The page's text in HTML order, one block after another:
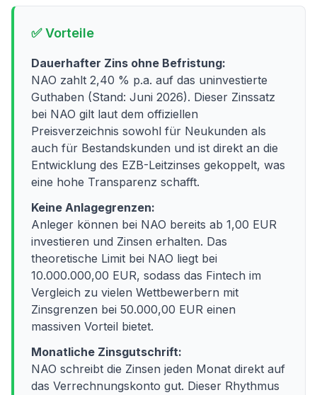
✅ Vorteile
Dauerhafter Zins ohne Befristung:
NAO zahlt 2,40 % p.a. auf das uninvestierte
Guthaben (Stand: Juni 2026). Dieser Zinssatz
bei NAO gilt laut dem offiziellen
Preisverzeichnis sowohl für Neukunden als
auch für Bestandskunden und ist direkt an die
Entwicklung des EZB-Leitzinses gekoppelt, was
eine hohe Transparenz schafft.
Keine Anlagegrenzen:
Anleger können bei NAO bereits ab 1,00 EUR
investieren und Zinsen erhalten. Das
theoretische Limit bei NAO liegt bei
10.000.000,00 EUR, sodass das Fintech im
Vergleich zu vielen Wettbewerbern mit
Zinsgrenzen bei 50.000,00 EUR einen
massiven Vorteil bietet.
Monatliche Zinsgutschrift:
NAO schreibt die Zinsen jeden Monat direkt auf
das Verrechnungskonto gut. Dieser Rhythmus